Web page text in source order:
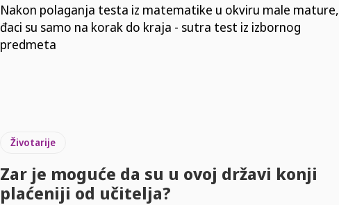
Nakon polaganja testa iz matematike u okviru male mature,
đaci su samo na korak do kraja - sutra test iz izbornog
predmeta
Životarije
Zar je moguće da su u ovoj državi konji
plaćeniji od učitelja?